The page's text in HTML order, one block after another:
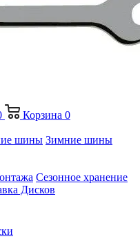
Корзина 0
шины Зимние шины
Сезонное хранение
Дисков